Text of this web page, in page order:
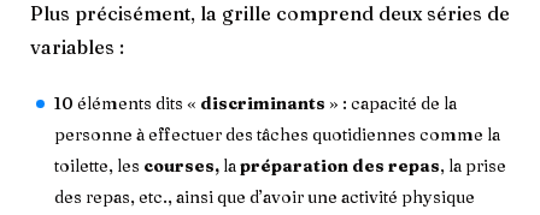
Plus précisément, la grille comprend deux séries de
variables :
10 éléments dits « discriminants » : capacité de la
personne à effectuer des tâches quotidiennes comme la
toilette, les courses, lapréparation des repas, la prise
des repas, etc., ainsi que d’avoir une activité physique